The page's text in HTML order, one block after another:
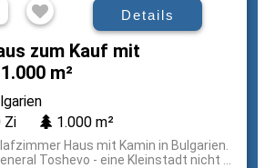
Details
zum Kauf mit
m²
Zi 1.000 m²
Haus mit Kamin in Bulgarien.
Toshevo - eine Kleinstadt nicht ...